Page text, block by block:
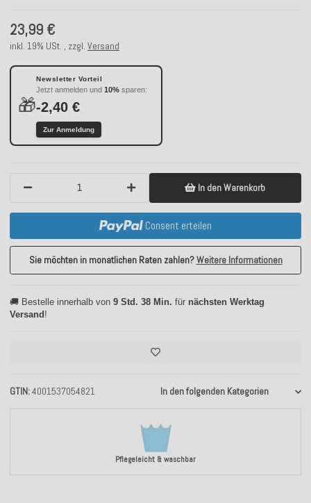
Pflegeleicht & waschbar
GTIN 4001537054821 In den folgenden Kategorien
23,99 €
inkl. 19% USt. , zzgl. Versand
🎁
Newsletter Vorteil
Jetzt anmelden und 10% sparen:
-2,40 €
Zur Anmeldung
In den Warenkorb
Consent erteilen
Sie möchten in monatlichen Raten zahlen?Weitere Informationen
🚚 Bestelle innerhalb von 9 Std. 38 Min. für nächsten Werktag
Versand!